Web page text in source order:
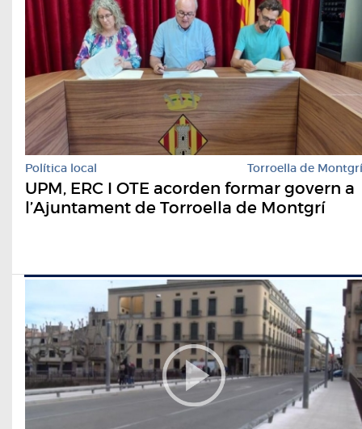
Política local Torroella de Montgrí
UPM, ERC I OTE acorden formar govern a
l’Ajuntament de Torroella de Montgrí